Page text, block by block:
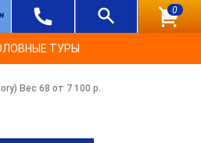
0
ТУРЫ
Вес 68 от 7 100 р.